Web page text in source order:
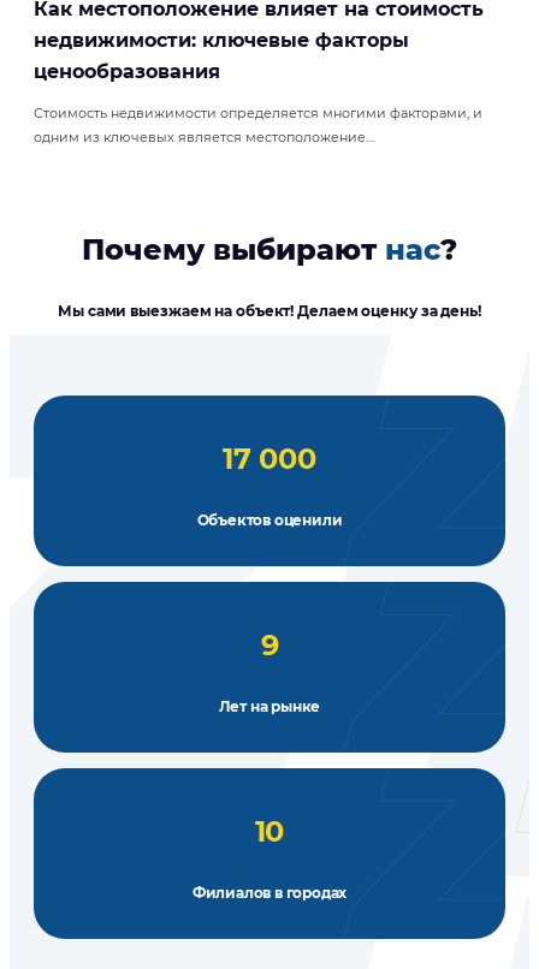
Как местоположение влияет на стоимость
недвижимости: ключевые факторы
ценообразования
Стоимость недвижимости определяется многими факторами, и
одним из ключевых является местоположение....
Почему выбирают нас?
Мы сами выезжаем на объект! Делаем оценку за день!
17 000
Объектов оценили
9
Лет на рынке
10
Филиалов в городах